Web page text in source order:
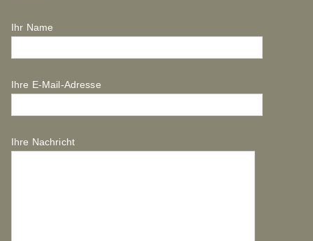
Ihr Name
Ihre E-Mail-Adresse
Ihre Nachricht